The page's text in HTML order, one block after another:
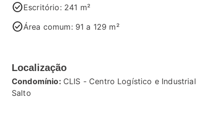
check_circleEscritório: 241 m²
check_circleÁrea comum: 91 a 129 m²
Localização
Condomínio: CLIS - Centro Logístico e Industrial
Salto